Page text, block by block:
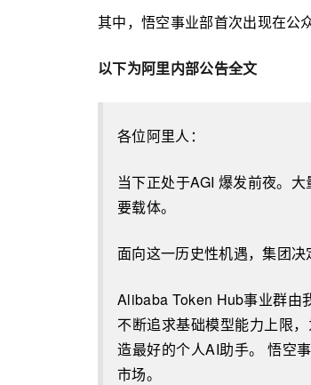
其中，悟空事业部首次出现在公
以下为阿里内部公告全文
各位阿里人：
当下正处于AGI 爆发前夜。
要载体。
面向这一历史性机遇，集团
Alibaba Token Hub事业群由
不断追求基础模型能力上限
造最好的个人AI助手。 悟空
市场。